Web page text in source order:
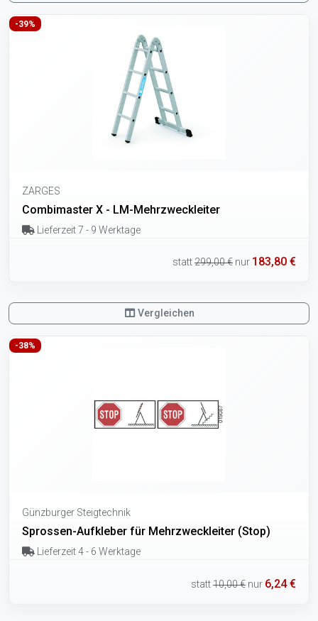
-39%
ZARGES
Combimaster X - LM-Mehrzweckleiter
Lieferzeit 7 - 9 Werktage
statt299,00 € nur 183,80 €
Vergleichen
-38%
Günzburger Steigtechnik
Sprossen-Aufkleber für Mehrzweckleiter (Stop)
Lieferzeit 4 - 6 Werktage
statt10,00 € nur 6,24 €